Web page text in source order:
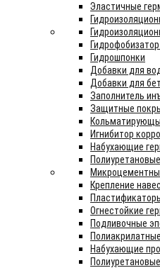
Эластичные
Гидрошпонки
Добавки для
Добавки для
Заполнитель
Защитные
Игнибитор
Набухающие
Крепление
Огнестойкие
Подливочные
Набухающие